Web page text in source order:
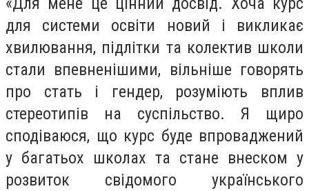
для системи освіти новий і викликає
хвилювання, підлітки та колектив школи
стали впевненішими, вільніше говорять
про стать і гендер, розуміють вплив
стереотипів на суспільство. Я щиро
сподіваюся, що курс буде впроваджений
у багатьох школах та стане внеском у
розвиток свідомого українського